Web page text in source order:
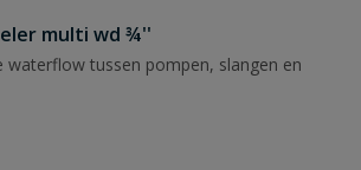
multi wd ¾''
waterflow tussen pompen, slangen en